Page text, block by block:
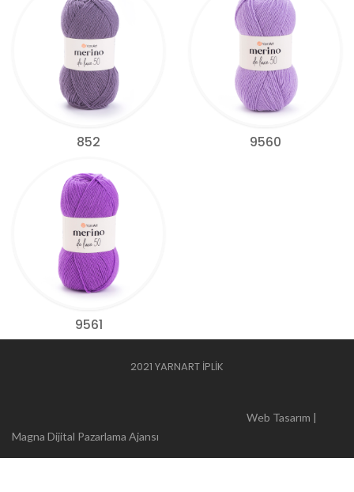
852 9560
9561
2021 YARNART İPLİK
Web Tasarım |
Magna Dijital Pazarlama Ajansı